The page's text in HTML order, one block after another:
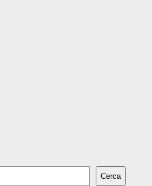
Cerca